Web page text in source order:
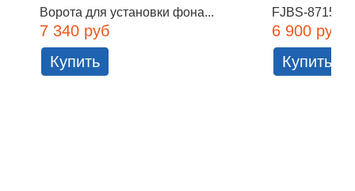
Ворота для установки фона...
7 340 руб
Купить
FJBS-8715
6 900 руб
Купить